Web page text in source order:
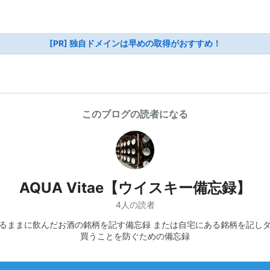
[PR] 独自ドメインは早めの取得がおすすめ！
このブログの読者になる
AQUA Vitae【ウイスキー備忘録】
4人の読者
ままに飲んだお酒の銘柄を記す備忘録 または自宅にある銘柄を記し
買うことを防ぐための備忘録